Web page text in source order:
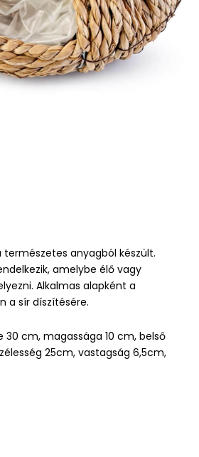
anyagból készült.
amelybe élő vagy
Alkalmas alapként a
a sír díszítésére.
cm, magassága 10 cm, belső
25cm, vastagság 6,5cm,